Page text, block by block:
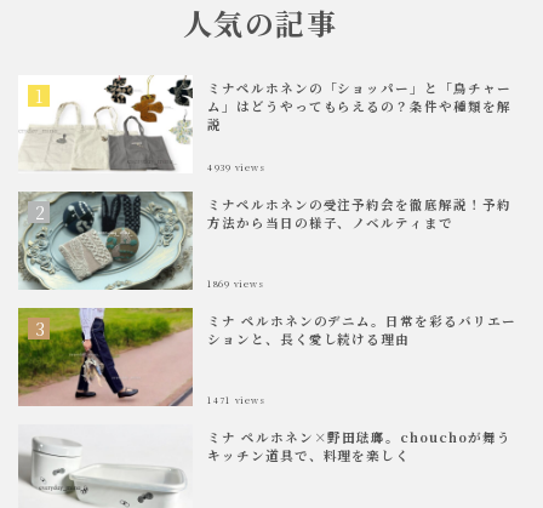
人気の記事
ミナペルホネンの「ショッパー」と「鳥チャー
ム」はどうやってもらえるの？条件や種類を解
説
4939 views
ミナペルホネンの受注予約会を徹底解説！予約
方法から当日の様子、ノベルティまで
1869 views
ミナ ペルホネンのデニム。日常を彩るバリエー
ションと、長く愛し続ける理由
1471 views
ミナ ペルホネン×野田琺瑯。chouchoが舞う
キッチン道具で、料理を楽しく